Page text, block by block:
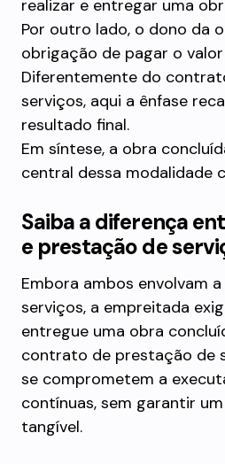
realizar e entregar uma
Por outro lado, o dono da
obrigação de pagar o
Diferentemente do
serviços, aqui a ênfase
resultado final.
Em síntese, a obra
central dessa modalidade
Saiba a diferença
e prestação de
Embora ambos envolvam
serviços, a empreitada
entregue uma obra
contrato de prestação de
se comprometem a
contínuas, sem garantir
tangível.